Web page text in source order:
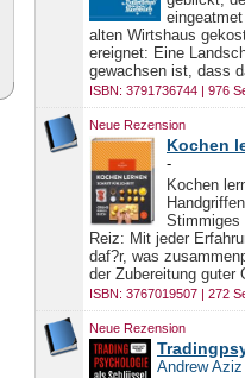
alten Wirtshaus
ereignet: Eine
gewachsen ist, dass
ISBN: 3791736744 | 976
Neue Rezension
Kochen
-
Kochen
Stimmiges
Reiz: Mit jeder
daf?r, was
der Zubereitung guter
ISBN: 3767019507 | 272
Neue Rezension
Andrew Aziz